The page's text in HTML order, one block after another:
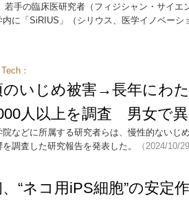
若手の臨床医研究者（フィジシャン・サイエ
に「SiRIUS」（シリウス、医学イノベーシ
：
のいじめ被害→長年にわ
人以上を調査 男女で異
などに所属する研究者らは、慢性的ないじ
調査した研究報告を発表した。
（2024/10/
“ネコ用iPS細胞”の安